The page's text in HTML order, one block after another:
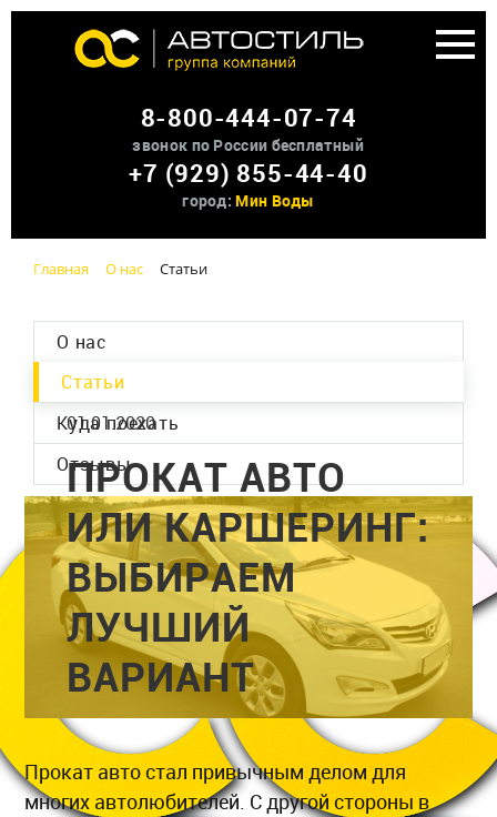
Аренда доп оборудования
О нас
Контакты
8-800-444-07-74
звонок по России бесплатный
+7 (929) 855-44-40
город: Мин Воды
Главная О нас Статьи
О нас
Статьи
Куда поехать
Отзывы
01.01.2020
ПРОКАТ АВТО
ИЛИ КАРШЕРИНГ:
ВЫБИРАЕМ
ЛУЧШИЙ
ВАРИАНТ
Прокат авто стал привычным делом для
многих автолюбителей. С другой стороны в